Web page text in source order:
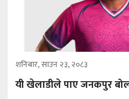
शनिबार, साउन २३, २०८३
यी खेलाडीले पाए जनकपुर